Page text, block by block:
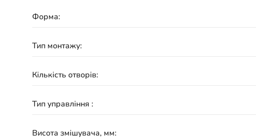
Форма:
Тип монтажу:
Кількість отворів:
Тип управління :
Висота змішувача, мм: